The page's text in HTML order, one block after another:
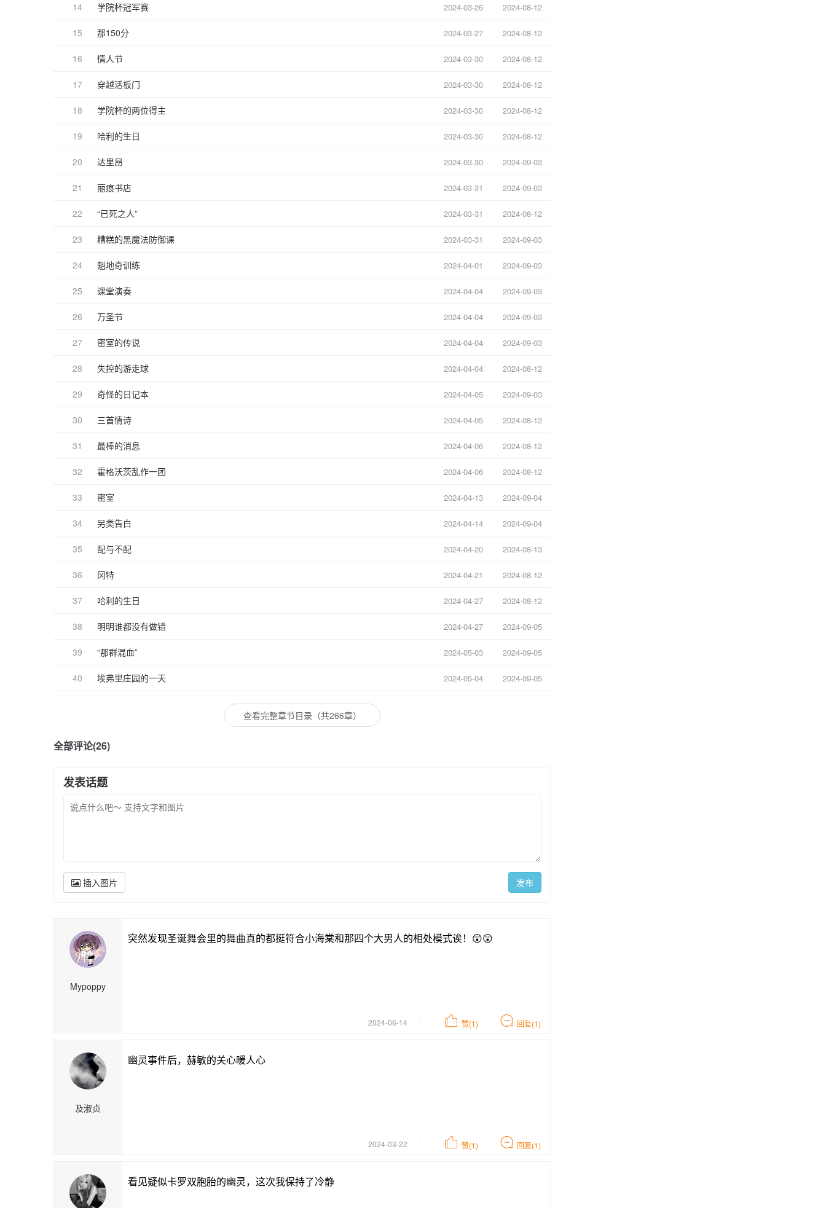
14 学院杯冠军赛 2024-03-26 2024-08-12
15 那150分 2024-03-27 2024-08-12
16 情人节 2024-03-30 2024-08-12
17 穿越活板门 2024-03-30 2024-08-12
18 学院杯的两位得主 2024-03-30 2024-08-12
19 哈利的生日 2024-03-30 2024-08-12
20 达里昂 2024-03-30 2024-09-03
21 丽痕书店 2024-03-31 2024-09-03
22 “已死之人” 2024-03-31 2024-08-12
23 糟糕的黑魔法防御课 2024-03-31 2024-09-03
24 魁地奇训练 2024-04-01 2024-09-03
25 课堂演奏 2024-04-04 2024-09-03
26 万圣节 2024-04-04 2024-09-03
27 密室的传说 2024-04-04 2024-09-03
28 失控的游走球 2024-04-04 2024-08-12
29 奇怪的日记本 2024-04-05 2024-09-03
30 三首情诗 2024-04-05 2024-08-12
31 最棒的消息 2024-04-06 2024-08-12
32 霍格沃茨乱作一团 2024-04-06 2024-08-12
33 密室 2024-04-13 2024-09-04
34 另类告白 2024-04-14 2024-09-04
35 配与不配 2024-04-20 2024-08-13
36 冈特 2024-04-21 2024-08-12
37 哈利的生日 2024-04-27 2024-08-12
38 明明谁都没有做错 2024-04-27 2024-09-05
39 “那群混血” 2024-05-03 2024-09-05
40 埃弗里庄园的一天 2024-05-04 2024-09-05
查看完整章节目录（共266章）
全部评论(26)
发表话题
插入图片 发布
Mypoppy
突然发现圣诞舞会里的舞曲真的都挺符合小海棠和那四个大男人的相处模式诶！😲😲
2024-06-14 赞(1) 回复(1)
及淑贞
幽灵事件后，赫敏的关心暖人心
2024-03-22 赞(1) 回复(1)
看见疑似卡罗双胞胎的幽灵，这次我保持了冷静